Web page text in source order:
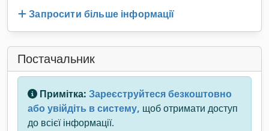
Запросити більше інформації
Постачальник
Примітка: Зареєструйтеся безкоштовно
або увійдіть в систему, щоб отримати доступ
до всієї інформації.